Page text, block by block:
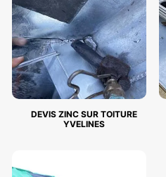
DEVIS ZINC SUR TOITURE
YVELINES